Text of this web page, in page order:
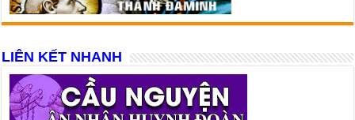
LIÊN KẾT NHANH